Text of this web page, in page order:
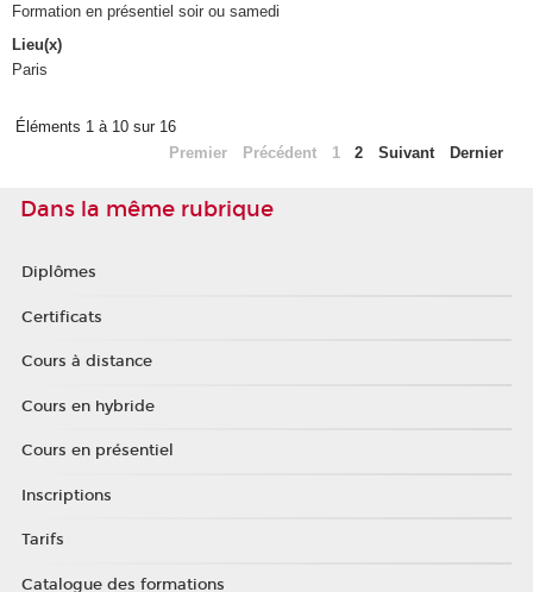
Formation en présentiel soir ou samedi
Lieu(x)
Paris
Éléments 1 à 10 sur 16
Premier
Précédent 1 2 Suivant Dernier
Dans la même rubrique
Diplômes
Certificats
Cours à distance
Cours en hybride
Cours en présentiel
Inscriptions
Tarifs
Catalogue des formations